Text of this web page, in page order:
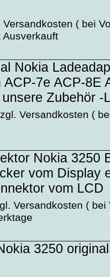
( bei
Nokia
7e ACP-8E
Zubehör -
Versandkosten (
Nokia 3250
vom Display
vom LCD
Versandkosten ( bei
3250